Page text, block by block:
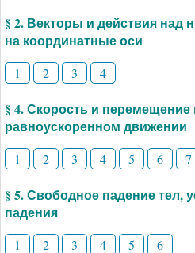
§ 2. Векторы и действия над
на координатные оси
1 2 3 4
§ 4. Скорость и
равноускоренном движении
1 2 3 4 5 6 7
§ 5. Свободное падение тел,
падения
1 2 3 4 5 6